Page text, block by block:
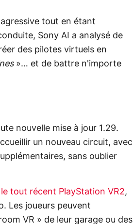
tout en étant
Sony AI a analysé de
des pilotes virtuels en
»… et de battre n'importe
nouvelle mise à jour 1.29.
un nouveau circuit, avec
sans oublier
le tout récent PlayStation VR2,
Les joueurs peuvent
VR » de leur garage ou des